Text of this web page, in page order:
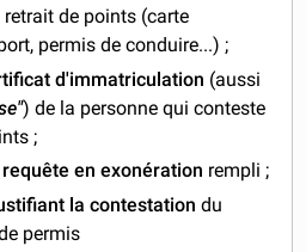
de points (carte
permis de conduire...) ;
d'immatriculation (aussi
) de la personne qui conteste
;
en exonération rempli ;
la contestation du
permis